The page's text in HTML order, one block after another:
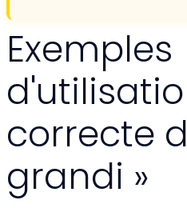
Exemples
correcte
grandi »